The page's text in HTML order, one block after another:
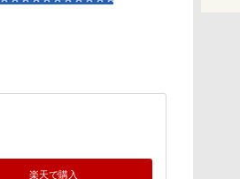
楽天で購入